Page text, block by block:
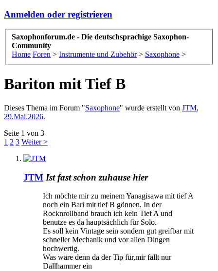
Anmelden oder registrieren
Saxophonforum.de - Die deutschsprachige Saxophon-
Community
Home Foren > Instrumente und Zubehör > Saxophone >
Bariton mit Tief B
Dieses Thema im Forum "Saxophone" wurde erstellt von JTM,
29.Mai.2026.
Seite 1 von 3
1 2 3 Weiter >
JTM Ist fast schon zuhause hier
Ich möchte mir zu meinem Yanagisawa mit tief A
noch ein Bari mit tief B gönnen. In der
Rocknrollband brauch ich kein Tief A und
benutze es da hauptsächlich für Solo.
Es soll kein Vintage sein sondern gut greifbar mit
schneller Mechanik und vor allen Dingen
hochwertig.
Was wäre denn da der Tip für,mir fällt nur
Dallhammer ein